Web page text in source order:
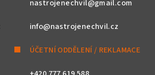
nastrojenechvil@gmail.com
info@nastrojenechvil.cz
ÚČETNÍ ODDĚLENÍ / REKLAMACE